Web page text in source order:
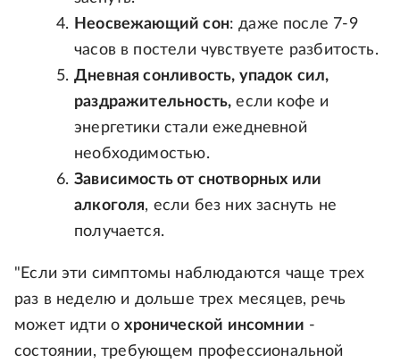
Неосвежающий сон: даже после 7-9
часов в постели чувствуете разбитость.
Дневная сонливость, упадок сил,
раздражительность, если кофе и
энергетики стали ежедневной
необходимостью.
Зависимость от снотворных или
алкоголя, если без них заснуть не
получается.
"Если эти симптомы наблюдаются чаще трех
раз в неделю и дольше трех месяцев, речь
может идти охронической инсомнии -
состоянии, требующем профессиональной